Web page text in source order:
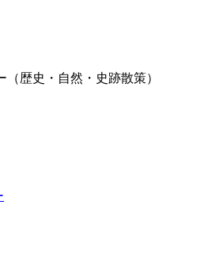
（歴史・自然・史跡散策）